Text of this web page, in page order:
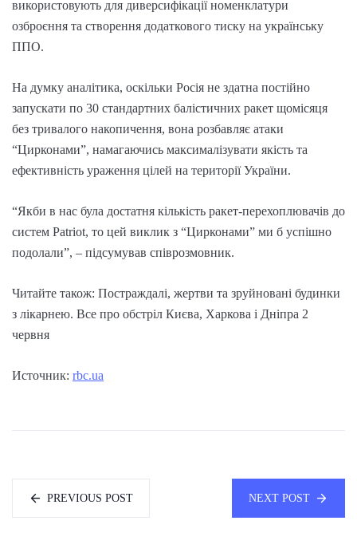
використовують для диверсифікації номенклатури
озброєння та створення додаткового тиску на українську
ППО.
На думку аналітика, оскільки Росія не здатна постійно
запускати по 30 стандартних балістичних ракет щомісяця
без тривалого накопичення, вона розбавляє атаки
“Цирконами”, намагаючись максималізувати якість та
ефективність ураження цілей на території України.
“Якби в нас була достатня кількість ракет-перехоплювачів до
систем Patriot, то цей виклик з “Цирконами” ми б успішно
подолали”, – підсумував співрозмовник.
Читайте також: Постраждалі, жертви та зруйновані будинки
з лікарнею. Все про обстріл Києва, Харкова і Дніпра 2
червня
Источник: rbc.ua
PREVIOUS POST NEXT POST